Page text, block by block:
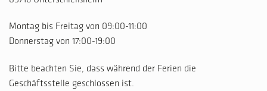
Montag bis Freitag von 09:00-11:00
Donnerstag von 17:00-19:00
Bitte beachten Sie, dass während der Ferien die
Geschäftsstelle geschlossen ist.